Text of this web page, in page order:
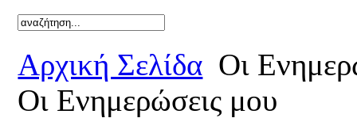
Αρχική Σελίδα Οι
Οι Ενημερώσεις μου